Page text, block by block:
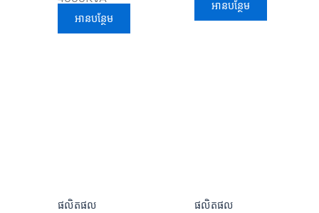
អាន​បន្ថែម
អាន​បន្ថែម
ផលិតផល
ផលិតផល